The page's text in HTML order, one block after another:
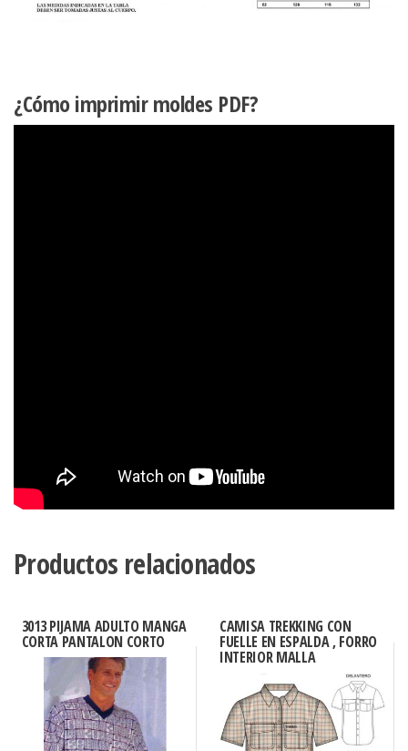
¿Cómo imprimir moldes PDF?
Productos relacionados
3013 PIJAMA ADULTO MANGA
CORTA PANTALON CORTO
CAMISA TREKKING CON
FUELLE EN ESPALDA , FORRO
INTERIOR MALLA